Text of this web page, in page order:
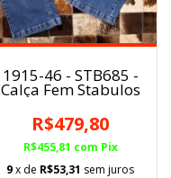
1915-46 - STB685 -
Calça Fem Stabulos
R$479,80
R$455,81 com Pix
9x de R$53,31 sem juros